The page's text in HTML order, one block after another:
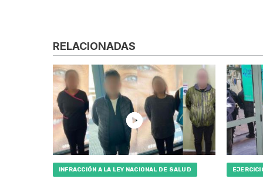
RELACIONADAS
INFRACCIÓN A LA LEY NACIONAL DE SALUD